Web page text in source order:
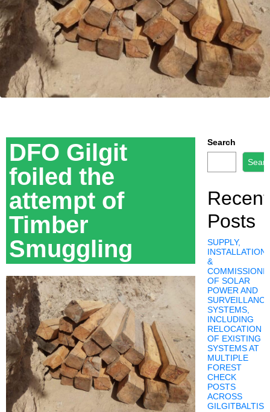
DFO Gilgit
foiled the
attempt of
Timber
Smuggling
Search
Recent
Posts
SUPPLY,
INSTALLATION,
&
OF SOLAR
POWER AND
SURVEILLANCE
SYSTEMS,
INCLUDING
RELOCATION
OF EXISTING
SYSTEMS AT
MULTIPLE
FOREST
CHECK
POSTS
ACROSS